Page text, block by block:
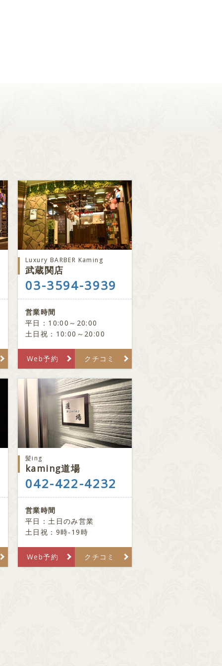
Luxury BARBER Kaming
武蔵関店
03-3594-3939
営業時間
平日：10:00～20:00
土日祝：10:00～20:00
Web予約 クチコミ
髪ing
kaming道場
042-422-4232
営業時間
平日：土日のみ営業
土日祝：9時-19時
Web予約 クチコミ